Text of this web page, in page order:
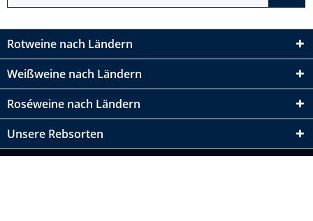
Rotweine nach Ländern
Weißweine nach Ländern
Roséweine nach Ländern
Unsere Rebsorten